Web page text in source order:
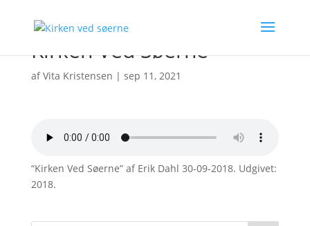
Kirken Ved Søerne
afVita Kristensen | sep 11, 2021
“Kirken Ved Søerne” af Erik Dahl 30-09-2018. Udgivet:
2018.